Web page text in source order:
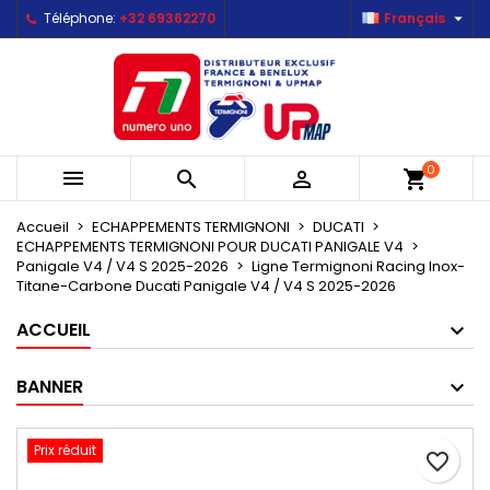
Téléphone: +32 69362270 Français 
   shopping_cart0
Accueil ECHAPPEMENTS TERMIGNONI
DUCATI
ECHAPPEMENTS TERMIGNONI POUR DUCATI PANIGALE V4
Panigale V4 / V4 S 2025-2026
Ligne Termignoni Racing Inox-
Titane-Carbone Ducati Panigale V4 / V4 S 2025-2026
ACCUEIL
BANNER
Prix réduit favorite_border
Mes listes d'envies ×
Créer une nouvelle liste
Créer une liste d'envies ×
Nom de la liste d'envies
Connexion ×
Vous devez être connecté pour ajouter des produits
à votre liste d'envies.
Annuler Connexion